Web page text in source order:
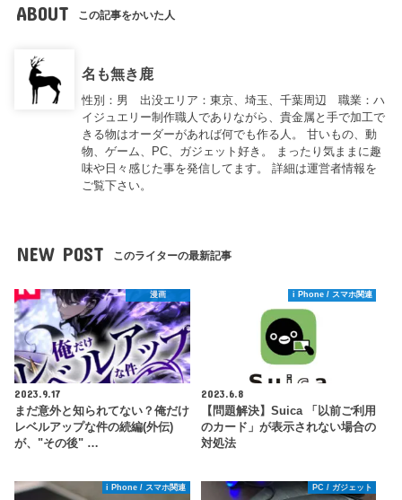
ABOUT この記事をかいた人
名も無き鹿
性別：男 出没エリア：東京、埼玉、千葉周辺 職業：ハ
イジュエリー制作職人でありながら、貴金属と手で加工で
きる物はオーダーがあれば何でも作る人。 甘いもの、動
物、ゲーム、PC、ガジェット好き。 まったり気ままに趣
味や日々感じた事を発信してます。 詳細は運営者情報を
ご覧下さい。
NEW POST このライターの最新記事
漫画
2023.9.17
まだ意外と知られてない？俺だけ
レベルアップな件の続編(外伝)
が、"その後" …
i Phone / スマホ関連
2023.6.8
【問題解決】Suica 「以前ご利用
のカード」が表示されない場合の
対処法
i Phone / スマホ関連 PC / ガジェット